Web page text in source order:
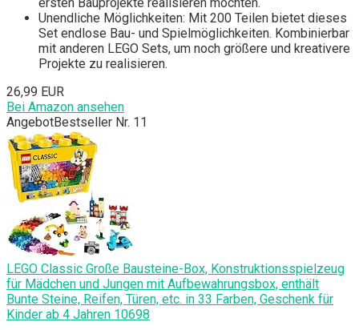
Unendliche Möglichkeiten: Mit 200 Teilen bietet dieses
Set endlose Bau- und Spielmöglichkeiten. Kombinierbar
mit anderen LEGO Sets, um noch größere und kreativere
Projekte zu realisieren.
26,99 EUR
Bei Amazon ansehen
AngebotBestseller Nr. 11
LEGO Classic Große Bausteine-Box, Konstruktionsspielzeug
für Mädchen und Jungen mit Aufbewahrungsbox, enthält
Bunte Steine, Reifen, Türen, etc. in 33 Farben, Geschenk für
Kinder ab 4 Jahren 10698